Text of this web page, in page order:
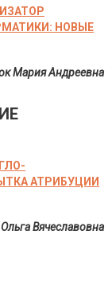
НОВЫЕ
Мария Андреевна
АТРИБУЦИИ
Вячеславовна